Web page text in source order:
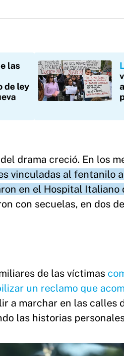
las
de ley
drama creció. En los
vinculadas al fentanilo
en el Hospital Italiano
con secuelas, en dos
de las víctimas
un reclamo que
a marchar en las calles
las historias